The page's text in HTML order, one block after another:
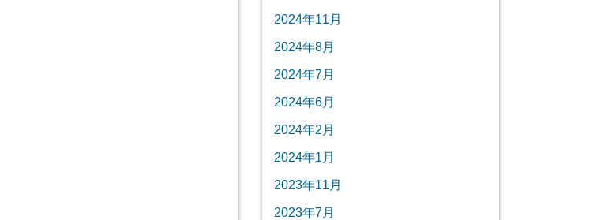
2024年11月
2024年8月
2024年7月
2024年6月
2024年2月
2024年1月
2023年11月
2023年7月